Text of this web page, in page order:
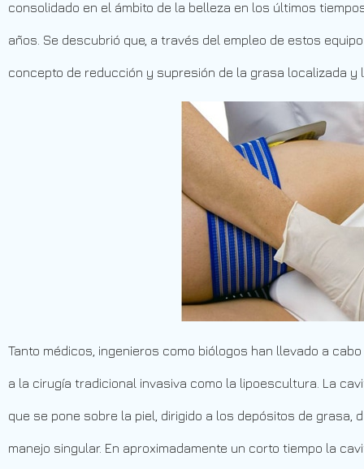
consolidado en el ámbito de la belleza en los últimos
años. Se descubrió que, a través del empleo de estos
concepto de reducción y supresión de la grasa localizada y
Tanto médicos, ingenieros como biólogos han llevado a
a la cirugía tradicional invasiva como la lipoescultura. La
que se pone sobre la piel, dirigido a los depósitos de
manejo singular. En aproximadamente un corto tiempo la